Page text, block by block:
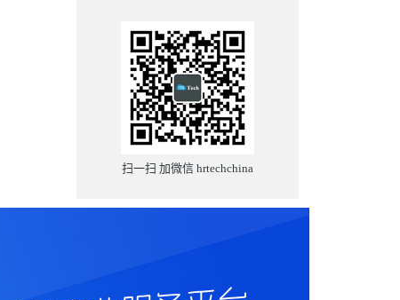
扫一扫 加微信 hrtechchina